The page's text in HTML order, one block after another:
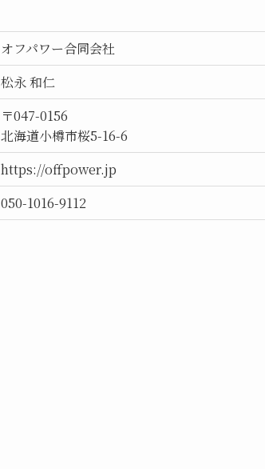
オフパワー合同会社
松永 和仁
〒047-0156
北海道小樽市桜5-16-6
https://offpower.jp
050-1016-9112